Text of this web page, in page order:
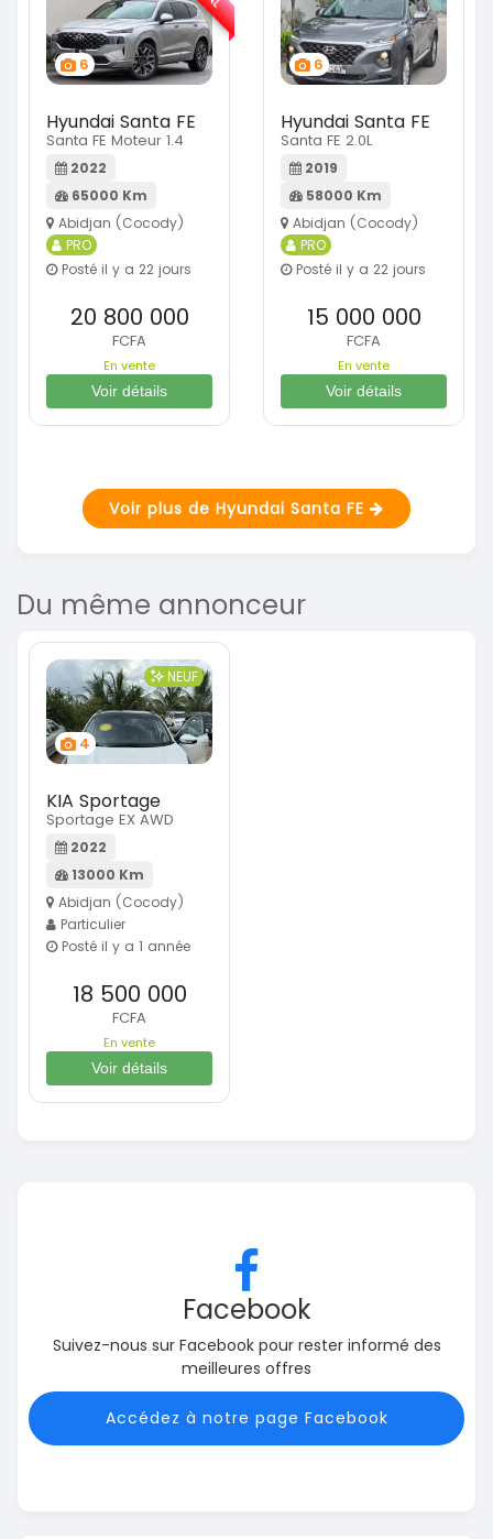
6
Hyundai Santa FE
Santa FE Moteur 1.4
2022
65000 Km
Abidjan (Cocody)
PRO
Posté il y a 22 jours
20 800 000
FCFA
En vente
Voir détails
6
Hyundai Santa FE
Santa FE 2.0L
2019
58000 Km
Abidjan (Cocody)
PRO
Posté il y a 22 jours
15 000 000
FCFA
En vente
Voir détails
Voir plus de Hyundai Santa FE
Du même annonceur
4
NEUF
KIA Sportage
Sportage EX AWD
2022
13000 Km
Abidjan (Cocody)
Particulier
Posté il y a 1 année
18 500 000
FCFA
En vente
Voir détails
Facebook
Suivez-nous sur Facebook pour rester informé des
meilleures offres
Accédez à notre page Facebook